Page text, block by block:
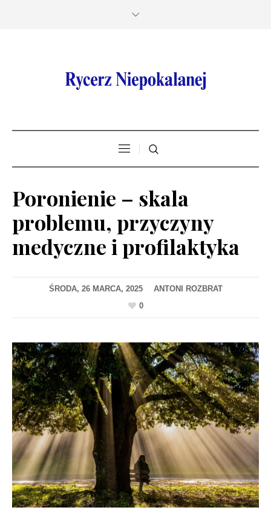
Poronienie – skala
problemu, przyczyny
medyczne i profilaktyka
ŚRODA, 26 MARCA, 2025
0